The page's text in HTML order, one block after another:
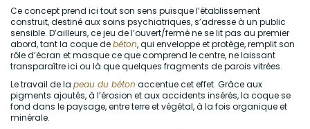
Ce concept prend ici tout son sens puisque l’établissement
construit, destiné aux soins psychiatriques, s’adresse à un public
sensible. D’ailleurs, ce jeu de l’ouvert/fermé ne se lit pas au premier
abord, tant la coque debéton, qui enveloppe et protège, remplit son
rôle d’écran et masque ce que comprend le centre, ne laissant
transparaître ici ou là que quelques fragments de parois vitrées.
Le travail de la peau du béton accentue cet effet. Grâce aux
pigments ajoutés, à l’érosion et aux accidents insérés, la coque se
fond dans le paysage, entre terre et végétal, à la fois organique et
minérale.